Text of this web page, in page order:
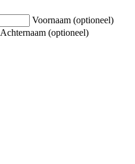
Voornaam (optioneel)
Achternaam (optioneel)